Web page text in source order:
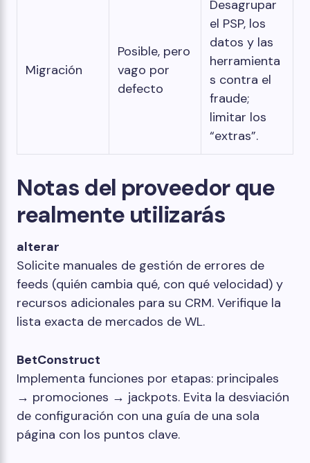
Migración
Posible, pero
vago por
defecto
Desagrupar
el PSP, los
datos y las
herramienta
s contra el
fraude;
limitar los
“extras”.
Notas del proveedor que
realmente utilizarás
alterar
Solicite manuales de gestión de errores de
feeds (quién cambia qué, con qué velocidad) y
recursos adicionales para su CRM. Verifique la
lista exacta de mercados de WL.
BetConstruct
Implementa funciones por etapas: principales
→ promociones → jackpots. Evita la desviación
de configuración con una guía de una sola
página con los puntos clave.